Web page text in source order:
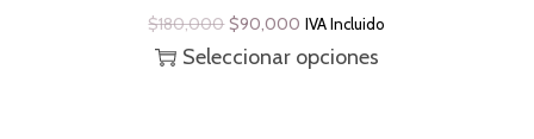
$180,000 $90,000 IVA Incluido
Seleccionar opciones